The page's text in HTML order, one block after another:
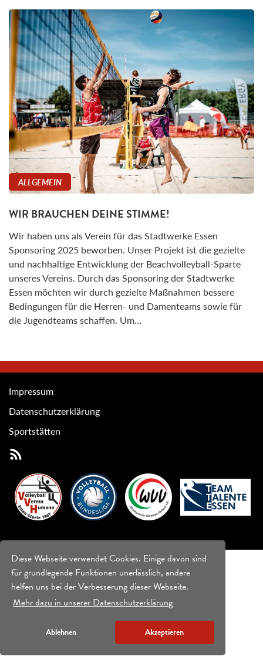
Diese Webseite verwendet Cookies. Einige davon sind
für grundlegende Funktionen unerlässlich, andere
helfen uns bei der Verbesserung dieser Webseite.
Mehr dazu in unserer Datenschutzerklärung
Ablehnen Akzeptieren
ALLGEMEIN
WIR BRAUCHEN DEINE STIMME!
Wir haben uns als Verein für das Stadtwerke Essen
Sponsoring 2025 beworben. Unser Projekt ist die gezielte
und nachhaltige Entwicklung der Beachvolleyball-Sparte
unseres Vereins. Durch das Sponsoring der Stadtwerke
Essen möchten wir durch gezielte Maßnahmen bessere
Bedingungen für die Herren- und Damenteams sowie für
die Jugendteams schaffen. Um…
Impressum
Datenschutzerklärung
Sportstätten